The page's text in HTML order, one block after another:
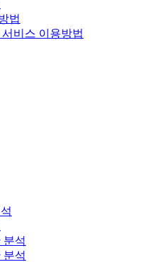
법
비스 이용방법
분석
분석